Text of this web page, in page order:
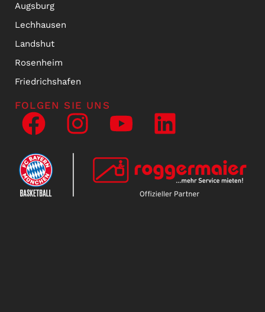
Augsburg
Lechhausen
Landshut
Rosenheim
Friedrichshafen
FOLGEN SIE UNS